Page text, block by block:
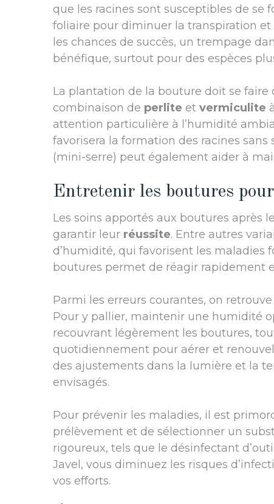
que les racines sont susceptibles de se
foliaire pour diminuer la transpiration
les chances de succès, un trempage
bénéfique, surtout pour des espèces
La plantation de la bouture doit se
combinaison de perlite et vermiculite
attention particulière à l’humidité
favorisera la formation des racines sans
(mini-serre) peut également aider à
Entretenir les boutures
Les soins apportés aux boutures
garantir leur réussite. Entre autres
d’humidité, qui favorisent les maladies
boutures permet de réagir rapidement
Parmi les erreurs courantes, on
Pour y pallier, maintenir une humidité
recouvrant légèrement les boutures,
quotidiennement pour aérer et
des ajustements dans la lumière et la
envisagés.
Pour prévenir les maladies, il est
prélèvement et de sélectionner un
rigoureux, tels que le désinfectant
Javel, vous diminuez les risques
vos efforts.